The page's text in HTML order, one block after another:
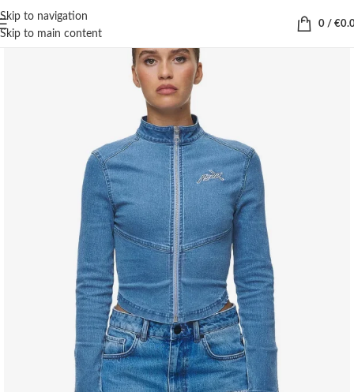
Skip to navigation
Skip to main content
0 / €